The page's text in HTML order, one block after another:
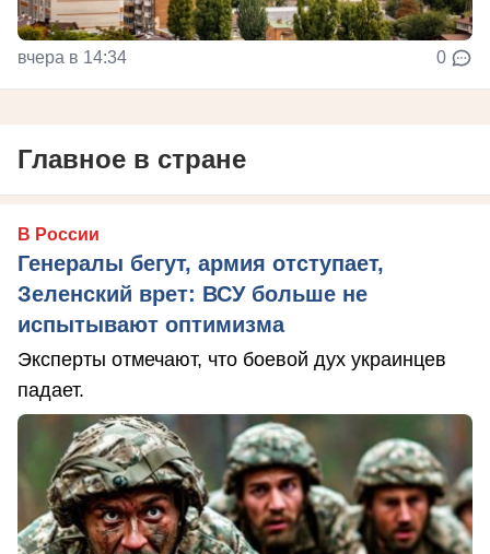
вчера в 14:34 0
Главное в стране
В России
Генералы бегут, армия отступает,
Зеленский врет: ВСУ больше не
испытывают оптимизма
Эксперты отмечают, что боевой дух украинцев
падает.